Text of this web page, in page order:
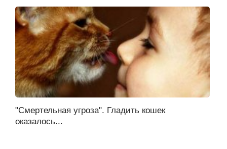
"Смертельная угроза". Гладить кошек
оказалось...